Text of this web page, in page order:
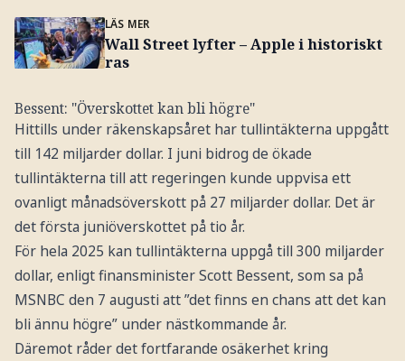
LÄS MER
Wall Street lyfter – Apple i historiskt
ras
Bessent: "Överskottet kan bli högre"
Hittills under räkenskapsåret har tullintäkterna uppgått
till 142 miljarder dollar. I juni bidrog de ökade
tullintäkterna till att regeringen kunde uppvisa ett
ovanligt månadsöverskott på 27 miljarder dollar. Det är
det första juniöverskottet på tio år.
För hela 2025 kan tullintäkterna uppgå till 300 miljarder
dollar, enligt finansminister Scott Bessent, som sa på
MSNBC den 7 augusti att ”det finns en chans att det kan
bli ännu högre” under nästkommande år.
Däremot råder det fortfarande osäkerhet kring